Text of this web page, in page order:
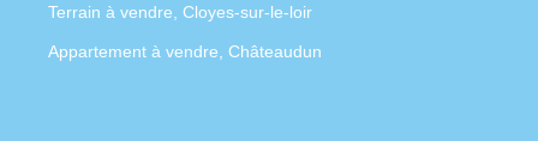
Terrain à vendre, Cloyes-sur-le-loir
Appartement à vendre, Châteaudun